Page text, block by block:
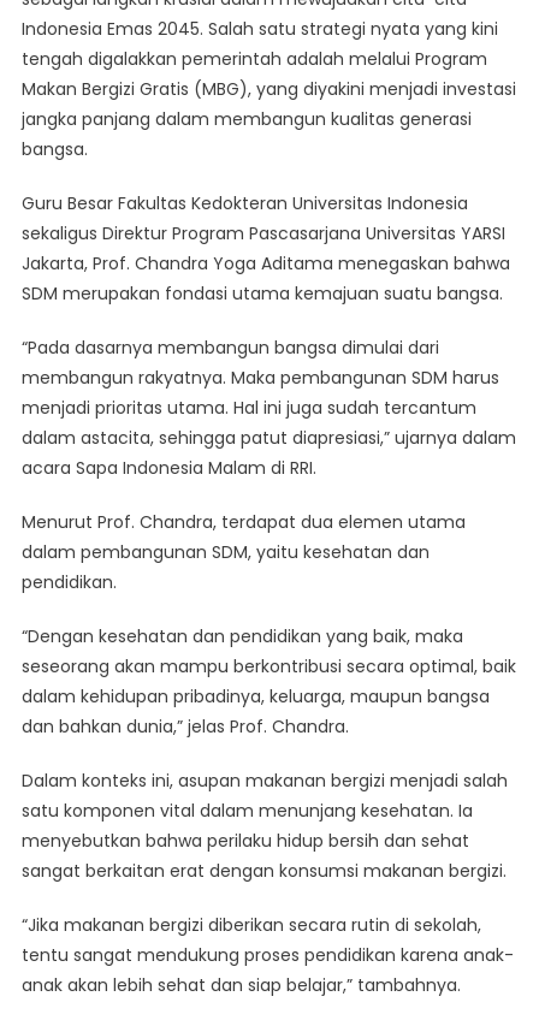
Strategi
Jitu
Pemerintah
Tingkatkan
Dan
Kesehatan
Anak
Indonesia Emas 2045. Salah satu strategi nyata yang kini
tengah digalakkan pemerintah adalah melalui Program
Makan Bergizi Gratis (MBG), yang diyakini menjadi investasi
jangka panjang dalam membangun kualitas generasi
bangsa.
Guru Besar Fakultas Kedokteran Universitas Indonesia
sekaligus Direktur Program Pascasarjana Universitas YARSI
Jakarta, Prof. Chandra Yoga Aditama menegaskan bahwa
SDM merupakan fondasi utama kemajuan suatu bangsa.
“Pada dasarnya membangun bangsa dimulai dari
membangun rakyatnya. Maka pembangunan SDM harus
menjadi prioritas utama. Hal ini juga sudah tercantum
dalam astacita, sehingga patut diapresiasi,” ujarnya dalam
acara Sapa Indonesia Malam di RRI.
Menurut Prof. Chandra, terdapat dua elemen utama
dalam pembangunan SDM, yaitu kesehatan dan
pendidikan.
“Dengan kesehatan dan pendidikan yang baik, maka
seseorang akan mampu berkontribusi secara optimal, baik
dalam kehidupan pribadinya, keluarga, maupun bangsa
dan bahkan dunia,” jelas Prof. Chandra.
Dalam konteks ini, asupan makanan bergizi menjadi salah
satu komponen vital dalam menunjang kesehatan. Ia
menyebutkan bahwa perilaku hidup bersih dan sehat
sangat berkaitan erat dengan konsumsi makanan bergizi.
“Jika makanan bergizi diberikan secara rutin di sekolah,
tentu sangat mendukung proses pendidikan karena anak-
anak akan lebih sehat dan siap belajar,” tambahnya.